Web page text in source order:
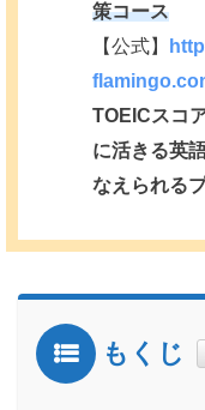
策コース
【公式】
TOEICスコ
に活きる英
なえられる
もくじ